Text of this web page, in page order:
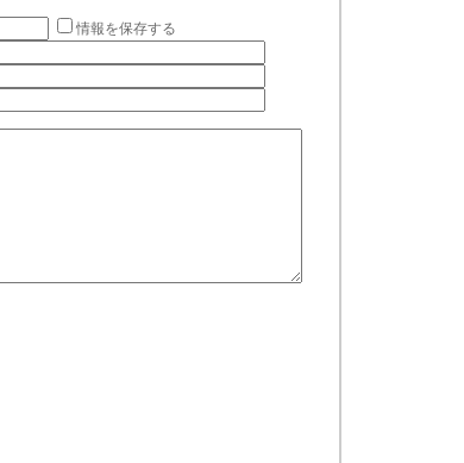
情報を保存する